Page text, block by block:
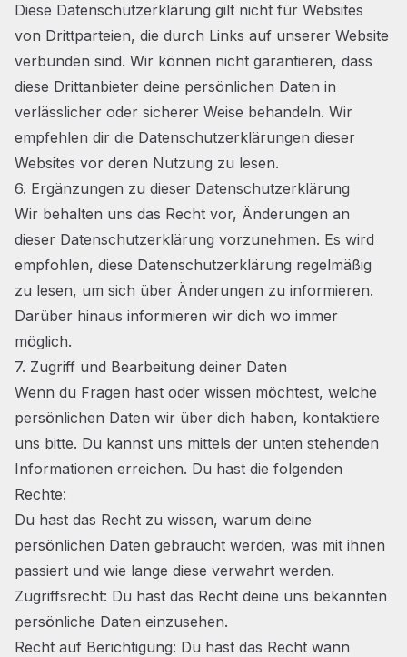
Diese Datenschutzerklärung gilt nicht für Websites
von Drittparteien, die durch Links auf unserer Website
verbunden sind. Wir können nicht garantieren, dass
diese Drittanbieter deine persönlichen Daten in
verlässlicher oder sicherer Weise behandeln. Wir
empfehlen dir die Datenschutzerklärungen dieser
Websites vor deren Nutzung zu lesen.
6. Ergänzungen zu dieser Datenschutzerklärung
Wir behalten uns das Recht vor, Änderungen an
dieser Datenschutzerklärung vorzunehmen. Es wird
empfohlen, diese Datenschutzerklärung regelmäßig
zu lesen, um sich über Änderungen zu informieren.
Darüber hinaus informieren wir dich wo immer
möglich.
7. Zugriff und Bearbeitung deiner Daten
Wenn du Fragen hast oder wissen möchtest, welche
persönlichen Daten wir über dich haben, kontaktiere
uns bitte. Du kannst uns mittels der unten stehenden
Informationen erreichen. Du hast die folgenden
Rechte:
Du hast das Recht zu wissen, warum deine
persönlichen Daten gebraucht werden, was mit ihnen
passiert und wie lange diese verwahrt werden.
Zugriffsrecht: Du hast das Recht deine uns bekannten
persönliche Daten einzusehen.
Recht auf Berichtigung: Du hast das Recht wann